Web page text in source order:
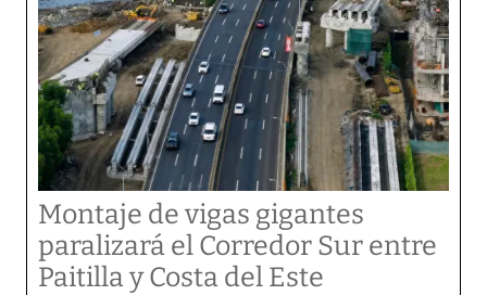
Montaje de vigas gigantes
paralizará el Corredor Sur entre
Paitilla y Costa del Este